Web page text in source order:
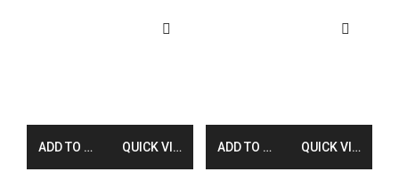
ADD TO CART QUICK VIEW ADD TO CART QUICK VIEW